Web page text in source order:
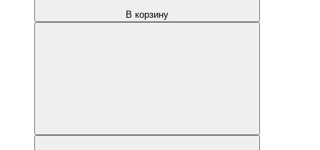
В корзину